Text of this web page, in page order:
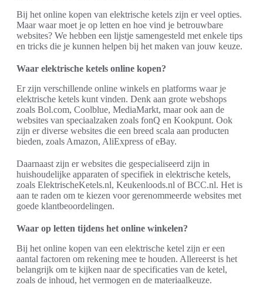
Bij het online kopen van elektrische ketels zijn er veel opties.
Maar waar moet je op letten en hoe vind je betrouwbare
websites? We hebben een lijstje samengesteld met enkele tips
en tricks die je kunnen helpen bij het maken van jouw keuze.
Waar elektrische ketels online kopen?
Er zijn verschillende online winkels en platforms waar je
elektrische ketels kunt vinden. Denk aan grote webshops
zoals Bol.com, Coolblue, MediaMarkt, maar ook aan de
websites van speciaalzaken zoals fonQ en Kookpunt. Ook
zijn er diverse websites die een breed scala aan producten
bieden, zoals Amazon, AliExpress of eBay.
Daarnaast zijn er websites die gespecialiseerd zijn in
huishoudelijke apparaten of specifiek in elektrische ketels,
zoals ElektrischeKetels.nl, Keukenloods.nl of BCC.nl. Het is
aan te raden om te kiezen voor gerenommeerde websites met
goede klantbeoordelingen.
Waar op letten tijdens het online winkelen?
Bij het online kopen van een elektrische ketel zijn er een
aantal factoren om rekening mee te houden. Allereerst is het
belangrijk om te kijken naar de specificaties van de ketel,
zoals de inhoud, het vermogen en de materiaalkeuze.